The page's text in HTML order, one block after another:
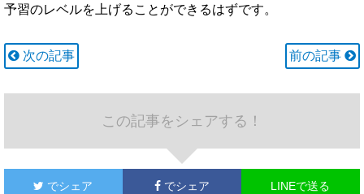
予習のレベルを上げることができるはずです。
次の記事 前の記事
この記事をシェアする！
でシェア でシェア LINEで送る